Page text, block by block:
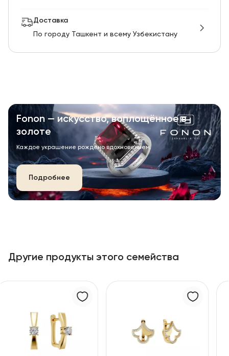
Доставка
По городу Ташкент и всему Узбекистану
Fonon — искусство, воплощённое в
золоте
Каждое украшение рождено вдохновением.
Подробнее
Другие продукты этого семейства